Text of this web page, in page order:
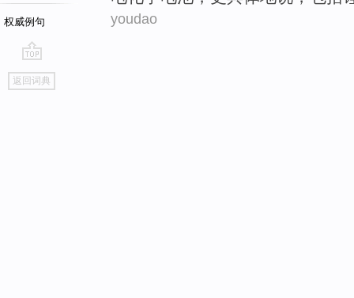
权威例句
go
top
返回词典
youdao